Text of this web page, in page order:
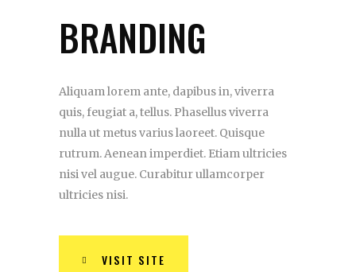
BRANDING
Aliquam lorem ante, dapibus in, viverra
quis, feugiat a, tellus. Phasellus viverra
nulla ut metus varius laoreet. Quisque
rutrum. Aenean imperdiet. Etiam ultricies
nisi vel augue. Curabitur ullamcorper
ultricies nisi.
VISIT SITE